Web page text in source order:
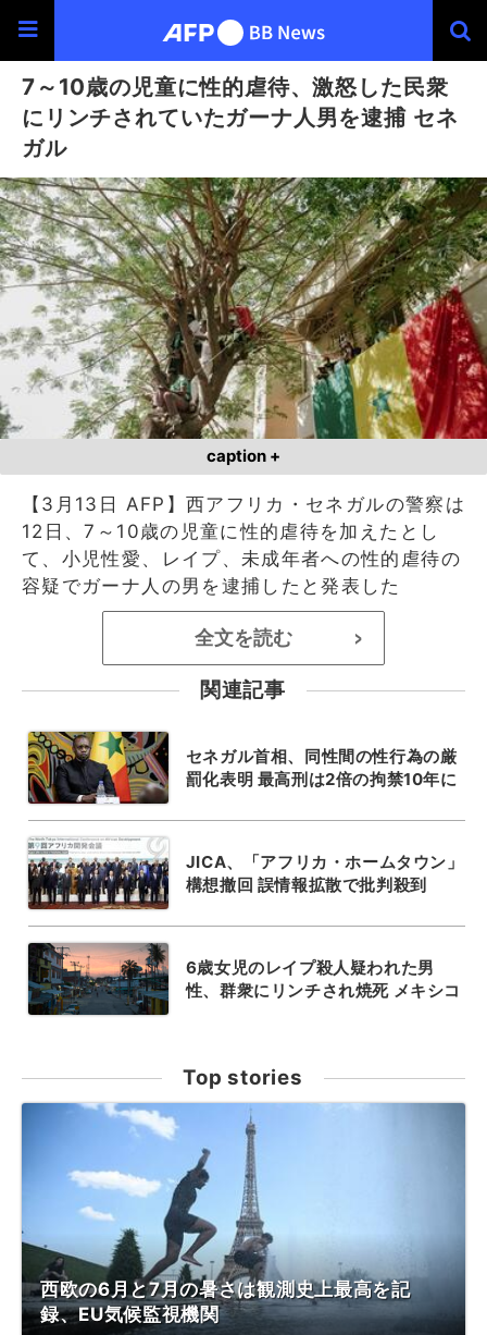
7～10歳の児童に性的虐待、激怒した民衆
にリンチされていたガーナ人男を逮捕 セネ
ガル
caption +
【3月13日 AFP】西アフリカ・セネガルの警察は
12日、7～10歳の児童に性的虐待を加えたとし
て、小児性愛、レイプ、未成年者への性的虐待の
容疑でガーナ人の男を逮捕したと発表した
全文を読む >
関連記事
セネガル首相、同性間の性行為の厳
罰化表明 最高刑は2倍の拘禁10年に
JICA、「アフリカ・ホームタウン」
構想撤回 誤情報拡散で批判殺到
6歳女児のレイプ殺人疑われた男
性、群衆にリンチされ焼死 メキシコ
Top stories
西欧の6月と7月の暑さは観測史上最高を記
録、EU気候監視機関